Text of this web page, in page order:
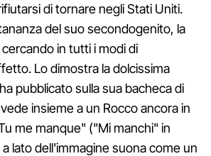
di tornare negli Stati Uniti.
del suo secondogenito, la
in tutti i modi di
Lo dimostra la dolcissima
pubblicato sulla sua bacheca di
insieme a un Rocco ancora in
me manque" ("Mi manchi" in
lato dell'immagine suona come un